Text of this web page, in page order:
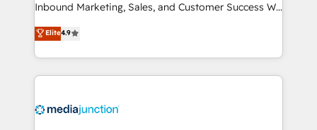
Inbound Marketing, Sales, and Customer Success We
specialize in driving revenue growth for companies
across industries through tailored marketing, sales,
and customer success strategies, utilizing RevOps
methodologies. As Latin America's largest HubSpot
offer unparalleled insights. Operating in five
Elite4.9